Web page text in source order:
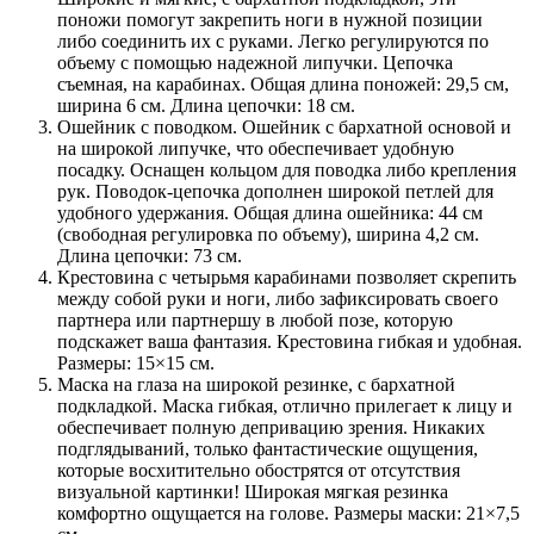
поножи помогут закрепить ноги в нужной позиции
либо соединить их с руками. Легко регулируются по
объему с помощью надежной липучки. Цепочка
съемная, на карабинах. Общая длина поножей: 29,5 см,
ширина 6 см. Длина цепочки: 18 см.
Ошейник с поводком. Ошейник с бархатной основой и
на широкой липучке, что обеспечивает удобную
посадку. Оснащен кольцом для поводка либо крепления
рук. Поводок-цепочка дополнен широкой петлей для
удобного удержания. Общая длина ошейника: 44 см
(свободная регулировка по объему), ширина 4,2 см.
Длина цепочки: 73 см.
Крестовина с четырьмя карабинами позволяет скрепить
между собой руки и ноги, либо зафиксировать своего
партнера или партнершу в любой позе, которую
подскажет ваша фантазия. Крестовина гибкая и удобная.
Размеры: 15×15 см.
Маска на глаза на широкой резинке, с бархатной
подкладкой. Маска гибкая, отлично прилегает к лицу и
обеспечивает полную депривацию зрения. Никаких
подглядываний, только фантастические ощущения,
которые восхитительно обострятся от отсутствия
визуальной картинки! Широкая мягкая резинка
комфортно ощущается на голове. Размеры маски: 21×7,5